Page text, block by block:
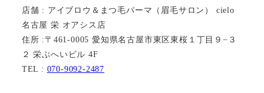
店舗 : アイブロウ＆まつ毛パーマ（眉毛サロン） cielo
名古屋 栄 オアシス店
住所 :〒461-0005 愛知県名古屋市東区東桜１丁目９−３
２ 栄ぶへいビル 4F
TEL : 070-9092-2487